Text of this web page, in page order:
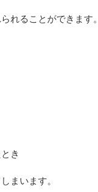
れることができます。
き
まいます。